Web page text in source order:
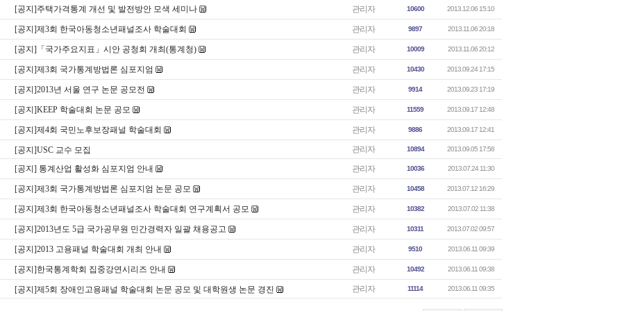
[공지]주택가격통계 개선 및 발전방안 모색 세미나 관리자 10600 2013.12.06 15:10
[공지]제3회 한국아동청소년패널조사 학술대회 관리자 9897 2013.11.06 20:18
[공지]「국가주요지표」시안 공청회 개최(통계청) 관리자 10009 2013.11.06 20:12
[공지]제3회 국가통계방법론 심포지엄 관리자 10430 2013.09.24 17:15
[공지]2013년 서울 연구 논문 공모전 관리자 9914 2013.09.23 17:19
[공지]KEEP 학술대회 논문 공모 관리자 11559 2013.09.17 12:48
[공지]제4회 국민노후보장패널 학술대회 관리자 9886 2013.09.17 12:41
[공지]USC 교수 모집 관리자 10894 2013.09.05 17:58
[공지] 통계산업 활성화 심포지엄 안내 관리자 10036 2013.07.24 11:30
[공지]제3회 국가통계방법론 심포지엄 논문 공모 관리자 10458 2013.07.12 16:29
[공지]제3회 한국아동청소년패널조사 학술대회 연구계획서 공모 관리자 10382 2013.07.02 11:38
[공지]2013년도 5급 국가공무원 민간경력자 일괄 채용공고 관리자 10311 2013.07.02 09:57
[공지]2013 고용패널 학술대회 개최 안내 관리자 9510 2013.06.11 09:39
[공지]한국통계학회 집중강연시리즈 안내 관리자 10492 2013.06.11 09:38
[공지]제5회 장애인고용패널 학술대회 논문 공모 및 대학원생 논문 경진 관리자 11114 2013.06.11 09:35